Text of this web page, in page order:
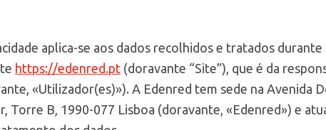
aplica-se aos dados recolhidos e tratados
https://edenred.pt (doravante “Site”), que é da
«Utilizador(es)»). A Edenred tem sede na Avenida
Torre B, 1990-077 Lisboa (doravante, «Edenred») e